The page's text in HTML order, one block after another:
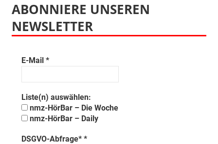
ABONNIERE UNSEREN
NEWSLETTER
E-Mail *
Liste(n) auswählen:
nmz-HörBar – Die Woche
nmz-HörBar – Daily
DSGVO-Abfrage* *